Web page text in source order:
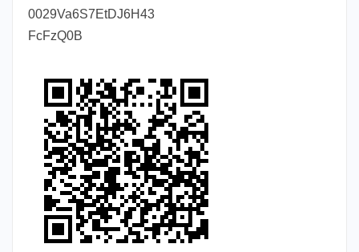
0029Va6S7EtDJ6H43
FcFzQ0B